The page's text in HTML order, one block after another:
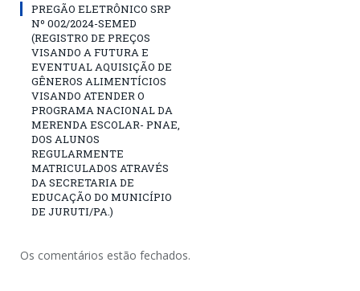
PREGÃO ELETRÔNICO SRP
Nº 002/2024-SEMED
(REGISTRO DE PREÇOS
VISANDO A FUTURA E
EVENTUAL AQUISIÇÃO DE
GÊNEROS ALIMENTÍCIOS
VISANDO ATENDER O
PROGRAMA NACIONAL DA
MERENDA ESCOLAR- PNAE,
DOS ALUNOS
REGULARMENTE
MATRICULADOS ATRAVÉS
DA SECRETARIA DE
EDUCAÇÃO DO MUNICÍPIO
DE JURUTI/PA.)
Os comentários estão fechados.